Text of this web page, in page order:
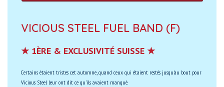
VICIOUS STEEL FUEL BAND (F)
★ 1ÈRE & EXCLUSIVITÉ SUISSE ★
Certains étaient tristes cet automne, quand ceux qui étaient restés jusqu'au bout pour
Vicious Steel leur ont dit ce qu'ils avaient manqué.